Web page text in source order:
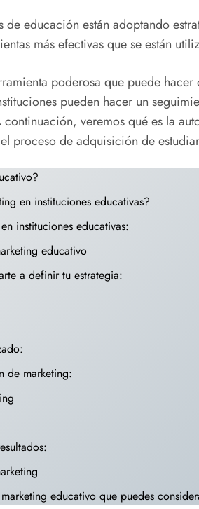
educación están adoptando
más efectivas que se están
poderosa que puede
pueden hacer un
veremos qué es la
proceso de adquisición de
en instituciones educativas?
instituciones educativas:
educativo
a definir tu estrategia:
de marketing:
educativo que puedes